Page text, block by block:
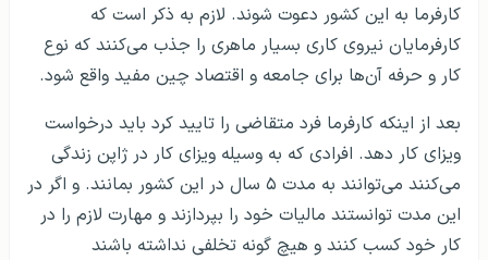
کارفرما به این کشور دعوت شوند. لازم به ذکر است که
کارفرمایان نیروی کاری بسیار ماهری را جذب می‌کنند که نوع
کار و حرفه آن‌ها برای جامعه و اقتصاد چین مفید واقع شود.
بعد از اینکه کارفرما فرد متقاضی را تایید کرد باید درخواست
ویزای کار دهد. افرادی که به وسیله ویزای کار در ژاپن زندگی
می‌کنند می‌توانند به مدت ۵ سال در این کشور بمانند. و اگر در
این مدت توانستند مالیات خود را بپردازند و مهارت لازم را در
کار خود کسب کنند و هیچ گونه تخلفی نداشته باشند